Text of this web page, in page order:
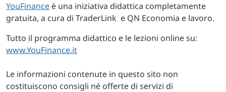
YouFinance è una iniziativa didattica completamente
gratuita, a cura di TraderLink e QN Economia e lavoro.
Tutto il programma didattico e le lezioni online su:
www.YouFinance.it
Le informazioni contenute in questo sito non
costituiscono consigli né offerte di servizi di